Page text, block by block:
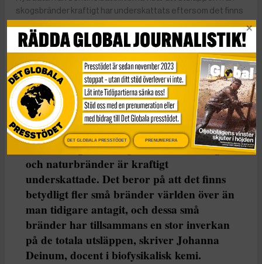
skogsbränder kraftigt har underskattats eftersom det finns
antagit, och dessa små bränder har tillsammans en stor
inverkan på de totala utsläppen. Foto: Kelly Presnell/Arizona
Daily Star via AP
Ny forskning som använder sig av mer
detaljerade satellitdata visar att utsläppen
av växthusgaser och partiklar från skogs-
och naturbränder är kraftigt
underskattade. Det beror på att det finns
betydligt fler små bränder världen över än
man tidigare antagit, och dessa små
bränder har tillsammans en stor inverkan
på de totala utsläppen, skriver Johanna
Deinum, docent i biofysikalisk kemi.
DET GLOBALA PRESSTÖDET PRENUMERERA